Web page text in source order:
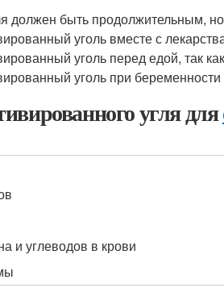
должен быть продолжительным,
уголь вместе с
уголь перед едой, так
уголь при беременности
угля для
и углеводов в крови